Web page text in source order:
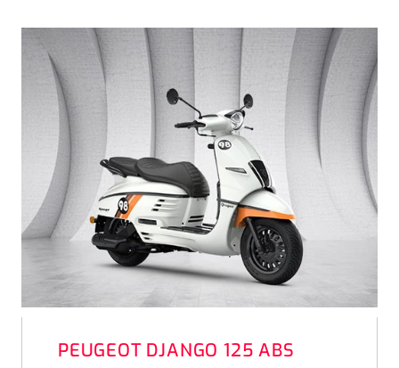
PEUGEOT DJANGO 125 ABS